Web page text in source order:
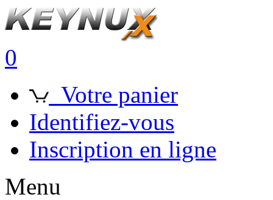
0
Votre panier
Identifiez-vous
Inscription en ligne
Menu